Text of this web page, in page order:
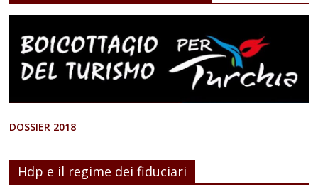
DOSSIER 2018
Hdp e il regime dei fiduciari